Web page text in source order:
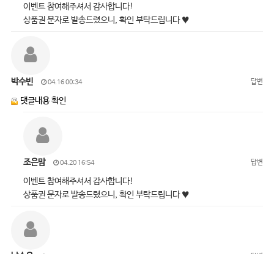
이벤트 참여해주셔서 감사합니다!
상품권 문자로 발송드렸으니, 확인 부탁드립니다 ♥
박수빈 04.16 00:34 답변
댓글내용 확인
조은맘 04.20 16:54 답변
이벤트 참여해주셔서 감사합니다!
상품권 문자로 발송드렸으니, 확인 부탁드립니다 ♥